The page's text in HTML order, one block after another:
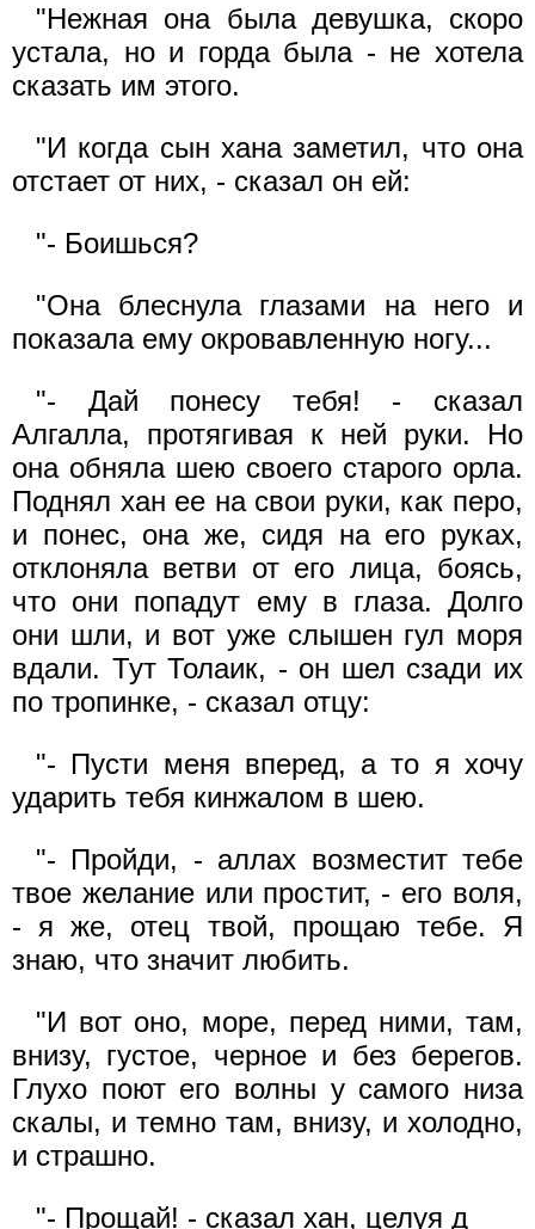
"Нежная она была девушка, скоро
устала, но и горда была - не хотела
сказать им этого.
"И когда сын хана заметил, что она
отстает от них, - сказал он ей:
"- Боишься?
"Она блеснула глазами на него и
показала ему окровавленную ногу...
"- Дай понесу тебя! - сказал
Алгалла, протягивая к ней руки. Но
она обняла шею своего старого орла.
Поднял хан ее на свои руки, как перо,
и понес, она же, сидя на его руках,
отклоняла ветви от его лица, боясь,
что они попадут ему в глаза. Долго
они шли, и вот уже слышен гул моря
вдали. Тут Толаик, - он шел сзади их
по тропинке, - сказал отцу:
"- Пусти меня вперед, а то я хочу
ударить тебя кинжалом в шею.
"- Пройди, - аллах возместит тебе
твое желание или простит, - его воля,
- я же, отец твой, прощаю тебе. Я
знаю, что значит любить.
"И вот оно, море, перед ними, там,
внизу, густое, черное и без берегов.
Глухо поют его волны у самого низа
скалы, и темно там, внизу, и холодно,
и страшно.
"- Прощай! - сказал хан, целуя д